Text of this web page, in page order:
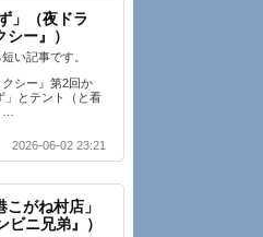
」（夜ドラ
シー』）
い記事です。
シー』第2回か
」とテント（と看
2026-06-02 23:21
こがね村店」
ビニ兄弟』）